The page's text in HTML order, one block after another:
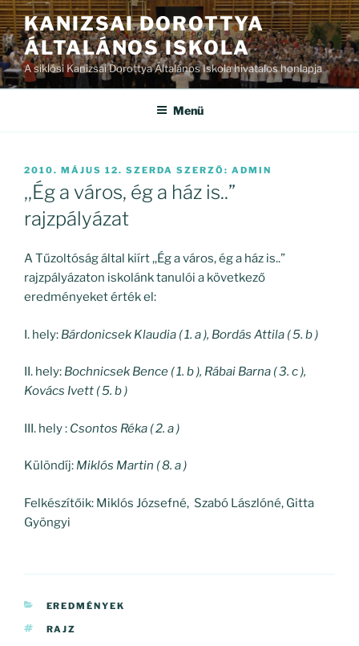
Tartalomhoz
KANIZSAI DOROTTYA
ÁLTALÁNOS ISKOLA
A siklósi Kanizsai Dorottya Általános Iskola hivatalos honlapja
Menü
BEKÜLDVE:
2010. MÁJUS 12. SZERDA SZERZŐ: ADMIN
,,Ég a város, ég a ház is..”
rajzpályázat
A Tűzoltóság által kiírt ,,Ég a város, ég a ház is..”
rajzpályázaton iskolánk tanulói a következő
eredményeket érték el:
I. hely: Bárdonicsek Klaudia (1. a), Bordás Attila ( 5. b )
II. hely: Bochnicsek Bence ( 1. b ), Rábai Barna ( 3. c ),
Kovács Ivett ( 5. b )
III. hely : Csontos Réka (2. a)
Különdíj: Miklós Martin (8. a)
Felkészítőik: Miklós Józsefné, Szabó Lászlóné, Gitta
Gyöngyi
KATEGÓRIÁK
EREDMÉNYEK
CÍMKÉK
RAJZ